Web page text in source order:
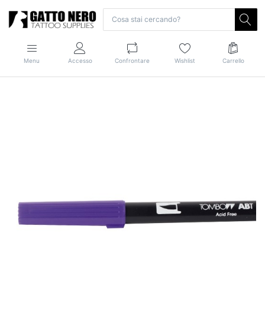
Menu Accesso Confrontare Wishlist Carrello